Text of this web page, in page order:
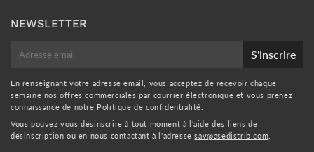
NEWSLETTER
mail
S'inscrire
En renseignant votre adresse email, vous acceptez de recevoir chaque
semaine nos offres commerciales par courrier électronique et vous prenez
connaissance de notre Politique de confidentialité
Vous pouvez vous désinscrire à tout moment à l'aide des liens de
désinscription ou en nous contactant à l'adressesav@asedistrib.com